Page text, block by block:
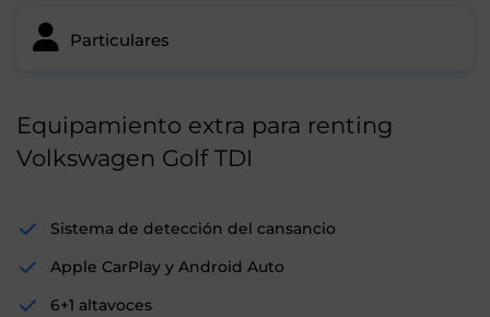
Particulares
Equipamiento extra para renting
Volkswagen Golf TDI
Sistema de detección del cansancio
Apple CarPlay y Android Auto
6+1 altavoces